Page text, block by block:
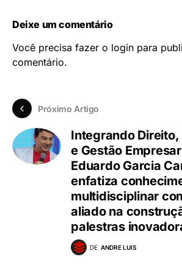
Deixe um comentário
Você precisa fazer o login para
comentário.
Próximo Artigo
Integrando
e Gestão
Eduardo Garcia
enfatiza
multidisciplinar
aliado na
palestras
DE ANDRE LUIS